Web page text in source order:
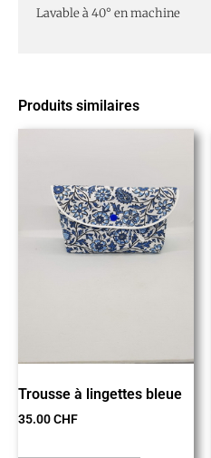
Produits similaires
Trousse à lingettes bleue
35.00CHF
Lavable à 40° en machine